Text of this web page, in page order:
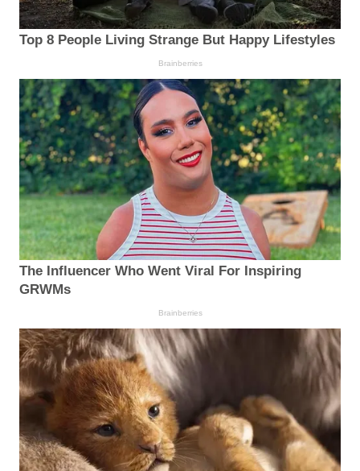
Top 8 People Living Strange But Happy Lifestyles
Brainberries
The Influencer Who Went Viral For Inspiring
GRWMs
Brainberries